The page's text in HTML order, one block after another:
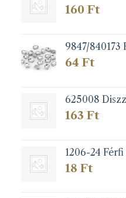
160 Ft
9847/
64 Ft
625008
163 Ft
1206-24
18 Ft